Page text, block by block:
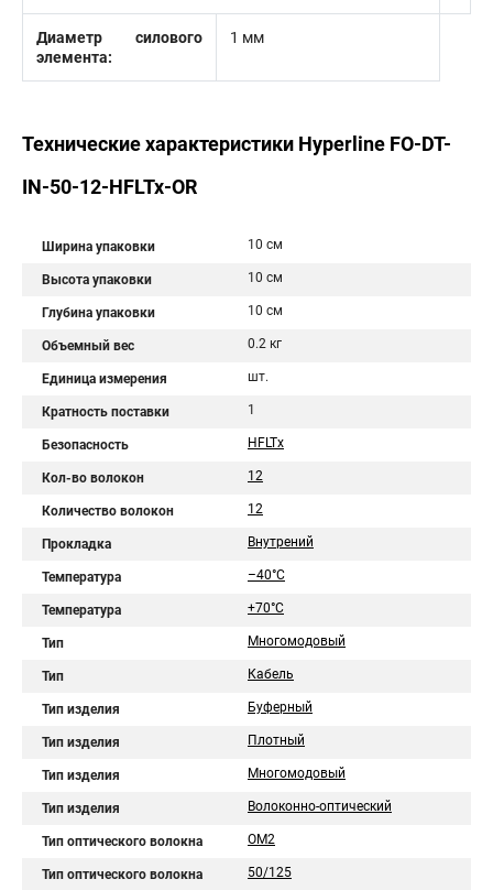
Диаметр силового
элемента:
1 мм
Технические характеристики Hyperline FO-DT-
IN-50-12-HFLTx-OR
Ширина упаковки 10 см
Высота упаковки 10 см
Глубина упаковки 10 см
Объемный вес 0.2 кг
Единица измерения шт.
Кратность поставки 1
Безопасность HFLTx
Кол-во волокон 12
Количество волокон 12
Прокладка Внутрений
Температура –40°C
Температура +70°C
Тип Многомодовый
Тип Кабель
Тип изделия Буферный
Тип изделия Плотный
Тип изделия Многомодовый
Тип изделия Волоконно-оптический
Тип оптического волокна OM2
Тип оптического волокна 50/125